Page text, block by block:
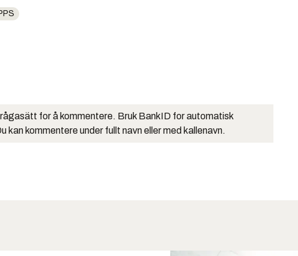
for å kommentere. Bruk BankID for automatisk
kan kommentere under fullt navn eller med kallenavn.